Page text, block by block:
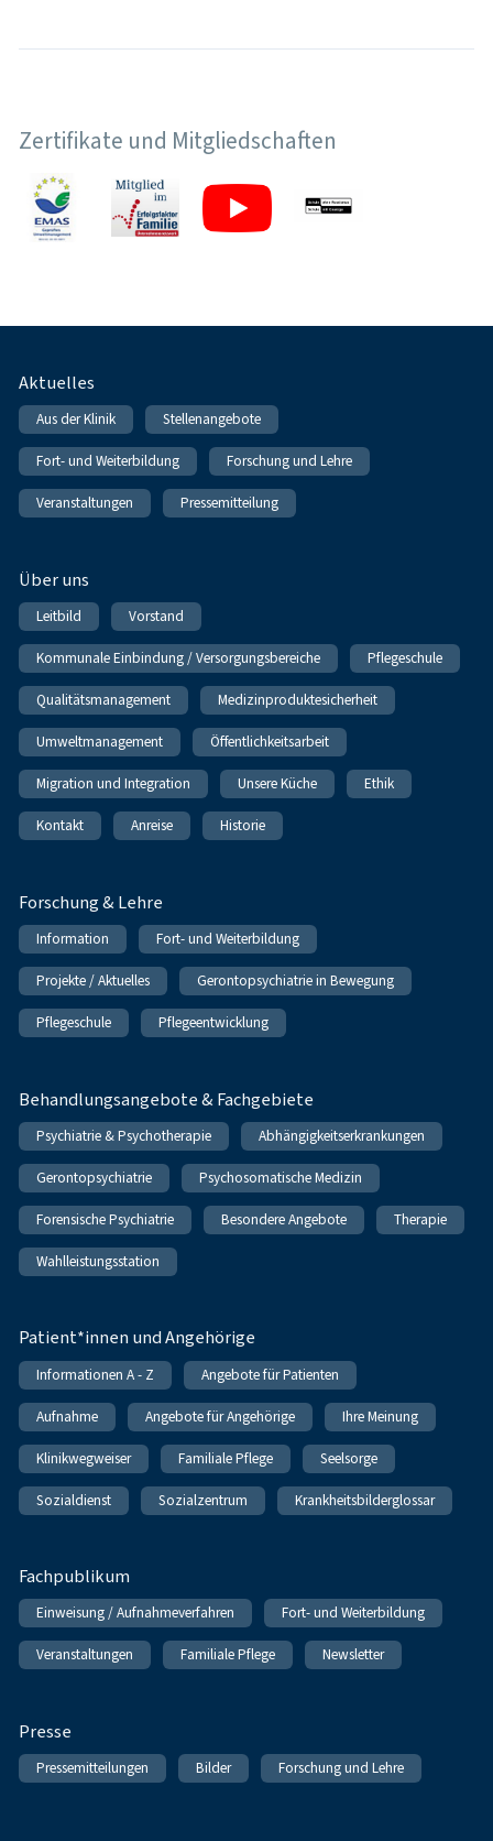
Zertifikate und Mitgliedschaften
Fußnavigation
Aktuelles
Aus der Klinik Stellenangebote
Fort- und Weiterbildung Forschung und Lehre
Veranstaltungen Pressemitteilung
Über uns
Leitbild Vorstand
Kommunale Einbindung / Versorgungsbereiche Pflegeschule
Qualitätsmanagement Medizinproduktesicherheit
Umweltmanagement Öffentlichkeitsarbeit
Migration und Integration Unsere Küche Ethik
Kontakt Anreise Historie
Forschung & Lehre
Information Fort- und Weiterbildung
Projekte / Aktuelles Gerontopsychiatrie in Bewegung
Pflegeschule Pflegeentwicklung
Behandlungsangebote & Fachgebiete
Psychiatrie & Psychotherapie Abhängigkeitserkrankungen
Gerontopsychiatrie Psychosomatische Medizin
Forensische Psychiatrie Besondere Angebote Therapie
Wahlleistungsstation
Patient*innen und Angehörige
Informationen A - Z Angebote für Patienten
Aufnahme Angebote für Angehörige Ihre Meinung
Klinikwegweiser Familiale Pflege Seelsorge
Sozialdienst Sozialzentrum Krankheitsbilderglossar
Fachpublikum
Einweisung / Aufnahmeverfahren Fort- und Weiterbildung
Veranstaltungen Familiale Pflege Newsletter
Presse
Pressemitteilungen Bilder Forschung und Lehre